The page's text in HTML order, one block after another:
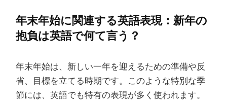
年末年始に関連する英語表現：新年の
抱負は英語で何て言う？
年末年始は、新しい一年を迎えるための準備や反
省、目標を立てる時期です。このような特別な季
節には、英語でも特有の表現が多く使われます。